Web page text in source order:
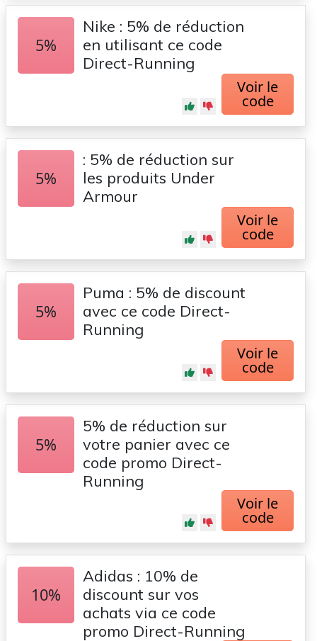
5%
Nike : 5% de réduction
en utilisant ce code
Direct-Running
Voir le
code
5%
: 5% de réduction sur
les produits Under
Armour
Voir le
code
5%
Puma : 5% de discount
avec ce code Direct-
Running
Voir le
code
5%
5% de réduction sur
votre panier avec ce
code promo Direct-
Running
Voir le
code
10%
Adidas : 10% de
discount sur vos
achats via ce code
promo Direct-Running